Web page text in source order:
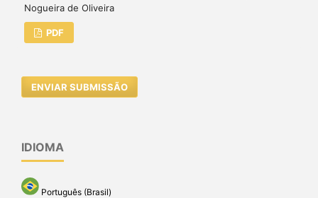
Nogueira de Oliveira
PDF
ENVIAR SUBMISSÃO
IDIOMA
Português (Brasil)